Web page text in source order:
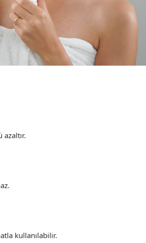
azaltır.
kullanılabilir.